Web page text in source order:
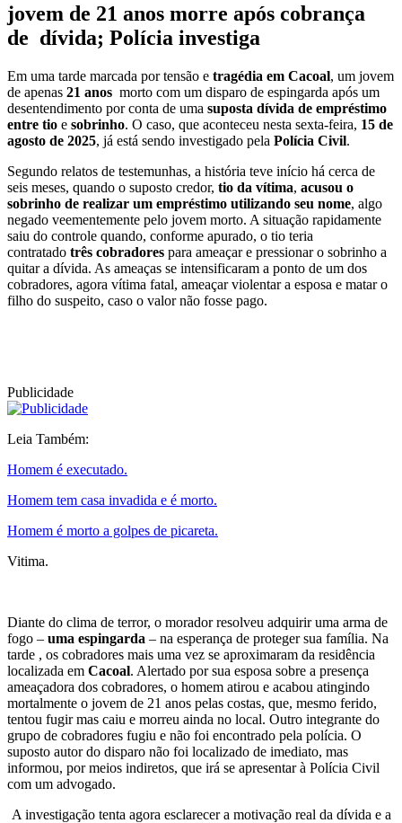
jovem de 21 anos morre após cobrança
de dívida; Polícia investiga
Em uma tarde marcada por tensão e tragédia em Cacoal, um jovem
de apenas 21 anos morto com um disparo de espingarda após um
desentendimento por conta de uma suposta dívida de empréstimo
entre tio e sobrinho. O caso, que aconteceu nesta sexta-feira, 15 de
agosto de 2025, já está sendo investigado pela Polícia Civil.
Segundo relatos de testemunhas, a história teve início há cerca de
seis meses, quando o suposto credor, tio da vítima, acusou o
sobrinho de realizar um empréstimo utilizando seu nome, algo
negado veementemente pelo jovem morto. A situação rapidamente
saiu do controle quando, conforme apurado, o tio teria
contratado três cobradores para ameaçar e pressionar o sobrinho a
quitar a dívida. As ameaças se intensificaram a ponto de um dos
cobradores, agora vítima fatal, ameaçar violentar a esposa e matar o
filho do suspeito, caso o valor não fosse pago.
Publicidade
Leia Também:
Homem é executado.
Homem tem casa invadida e é morto.
Homem é morto a golpes de picareta.
Vitima.
Diante do clima de terror, o morador resolveu adquirir uma arma de
fogo – uma espingarda – na esperança de proteger sua família. Na
tarde , os cobradores mais uma vez se aproximaram da residência
localizada em Cacoal. Alertado por sua esposa sobre a presença
ameaçadora dos cobradores, o homem atirou e acabou atingindo
mortalmente o jovem de 21 anos pelas costas, que, mesmo ferido,
tentou fugir mas caiu e morreu ainda no local. Outro integrante do
grupo de cobradores fugiu e não foi encontrado pela polícia. O
suposto autor do disparo não foi localizado de imediato, mas
informou, por meios indiretos, que irá se apresentar à Polícia Civil
com um advogado.
A investigação tenta agora esclarecer a motivação real da dívida e a